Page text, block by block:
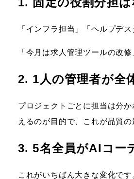
「インフラ担当」「ヘルプデ
「今月は求人管理ツールの改
2. 1人の管理者が全
プロジェクトごとに担当は分か
えるのが目的で、これが品質
3. 5名全員がAIコー
これがいちばん大きな変化です